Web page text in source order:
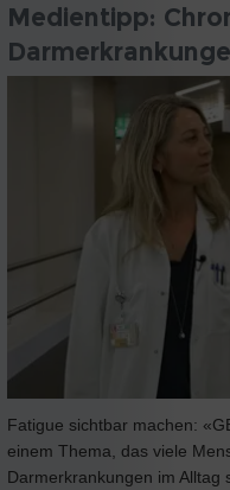
Medientipp:
Fatigue sichtbar machen:
einem Thema, das viele
Darmerkrankungen im Alltag